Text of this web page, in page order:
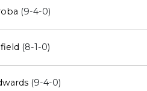
(9-4-0)
(8-1-0)
(9-4-0)